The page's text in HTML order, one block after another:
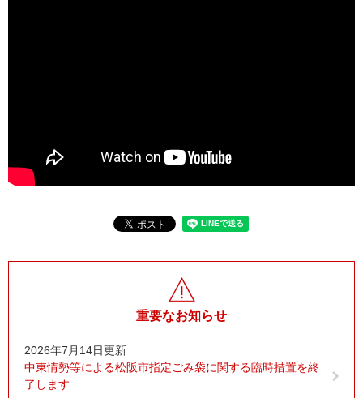
重要なお知らせ
2026年7月14日更新
中東情勢等による松阪市指定ごみ袋に関する臨時措置を終
了します